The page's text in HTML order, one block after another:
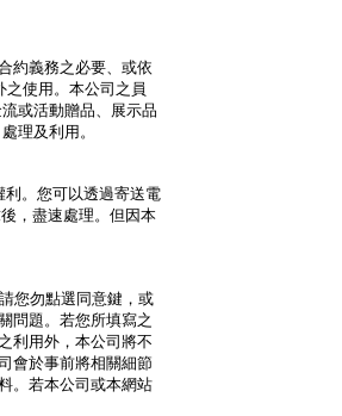
約義務之必要、或依
使用。本公司之員
或活動贈品、展示品
理及利用。
。您可以透過寄送電
，盡速處理。但因本
您勿點選同意鍵，或
問題。若您所填寫之
利用外，本公司將不
會於事前將相關細節
。若本公司或本網站